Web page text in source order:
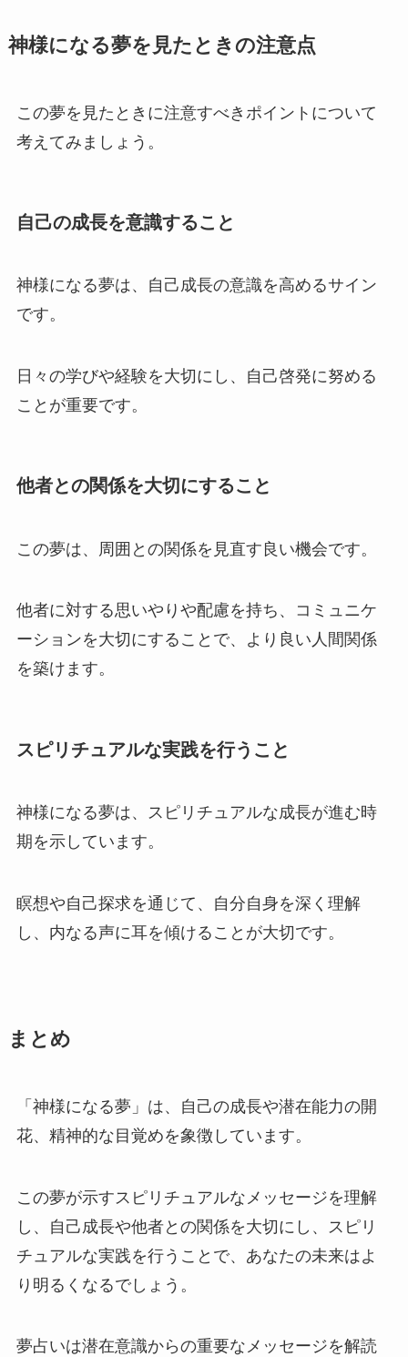
神様になる夢を見たときの注意点
この夢を見たときに注意すべきポイントについて
考えてみましょう。
自己の成長を意識すること
神様になる夢は、自己成長の意識を高めるサイン
です。
日々の学びや経験を大切にし、自己啓発に努める
ことが重要です。
他者との関係を大切にすること
この夢は、周囲との関係を見直す良い機会です。
他者に対する思いやりや配慮を持ち、コミュニケ
ーションを大切にすることで、より良い人間関係
を築けます。
スピリチュアルな実践を行うこと
神様になる夢は、スピリチュアルな成長が進む時
期を示しています。
瞑想や自己探求を通じて、自分自身を深く理解
し、内なる声に耳を傾けることが大切です。
まとめ
「神様になる夢」は、自己の成長や潜在能力の開
花、精神的な目覚めを象徴しています。
この夢が示すスピリチュアルなメッセージを理解
し、自己成長や他者との関係を大切にし、スピリ
チュアルな実践を行うことで、あなたの未来はよ
り明るくなるでしょう。
夢占いは潜在意識からの重要なメッセージを解読